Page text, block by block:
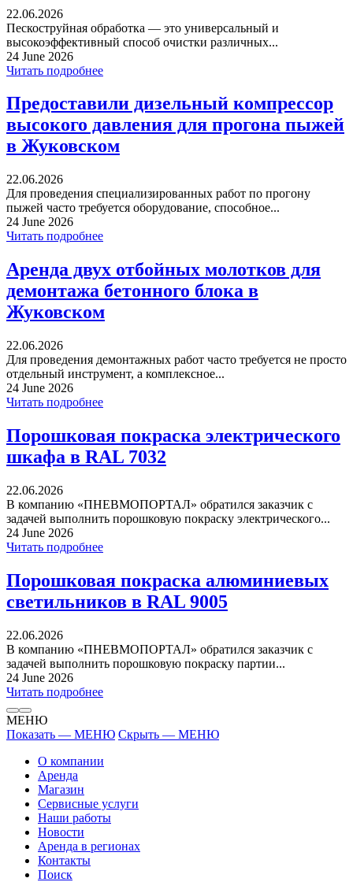
22.06.2026
Пескоструйная обработка — это универсальный и
высокоэффективный способ очистки различных...
24 June 2026
Читать подробнее
Предоставили дизельный компрессор
высокого давления для прогона пыжей
в Жуковском
22.06.2026
Для проведения специализированных работ по прогону
пыжей часто требуется оборудование, способное...
24 June 2026
Читать подробнее
Аренда двух отбойных молотков для
демонтажа бетонного блока в
Жуковском
22.06.2026
Для проведения демонтажных работ часто требуется не просто
отдельный инструмент, а комплексное...
24 June 2026
Читать подробнее
Порошковая покраска электрического
шкафа в RAL 7032
22.06.2026
В компанию «ПНЕВМОПОРТАЛ» обратился заказчик с
задачей выполнить порошковую покраску электрического...
24 June 2026
Читать подробнее
Порошковая покраска алюминиевых
светильников в RAL 9005
22.06.2026
В компанию «ПНЕВМОПОРТАЛ» обратился заказчик с
задачей выполнить порошковую покраску партии...
24 June 2026
Читать подробнее
МЕНЮ
Показать — МЕНЮ Скрыть — МЕНЮ
О компании
Аренда
Магазин
Сервисные услуги
Наши работы
Новости
Аренда в регионах
Контакты
Поиск